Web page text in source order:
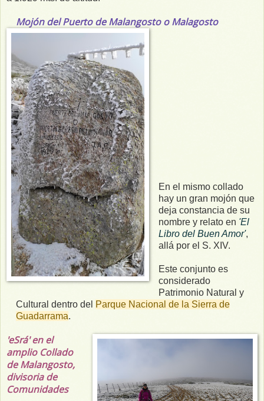
Mojón del Puerto de Malangosto o Malagosto
En el mismo collado
hay un gran mojón que
deja constancia de su
nombre y relato en 'El
Libro del Buen Amor',
allá por el S. XIV.
Este conjunto es
considerado
Patrimonio Natural y
Cultural dentro del Parque Nacional de la Sierra de
Guadarrama.
'eSrá' en el
amplio Collado
de Malangosto,
divisoria de
Comunidades